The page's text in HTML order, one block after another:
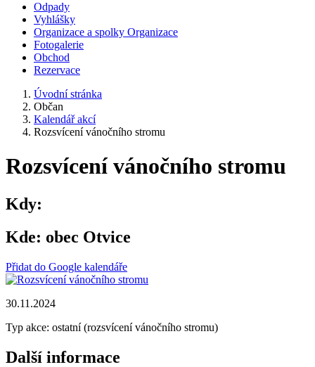
Odpady
Vyhlášky
Organizace a spolky Organizace
Fotogalerie
Obchod
Rezervace
Úvodní stránka
Občan
Kalendář akcí
Rozsvícení vánočního stromu
Rozsvícení vánočního stromu
Kdy:
Kde: obec Otvice
Přidat do Google kalendáře
30.11.2024
Typ akce: ostatní (rozsvícení vánočního stromu)
Další informace